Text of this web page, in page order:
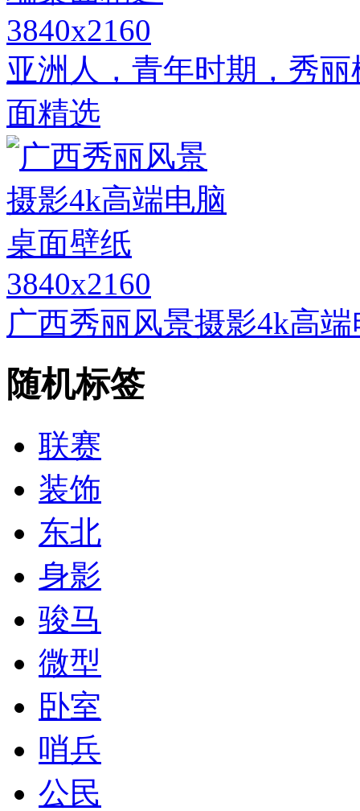
3840x2160
亚洲人，青年时期，秀
面精选
3840x2160
广西秀丽风景摄影4k高
随机标签
联赛
装饰
东北
身影
骏马
微型
卧室
哨兵
公民